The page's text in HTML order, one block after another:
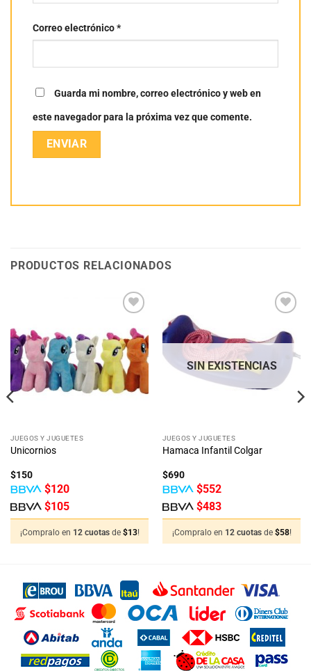
Correo electrónico*
Guarda mi nombre, correo electrónico y web en
este navegador para la próxima vez que comente.
PRODUCTOS RELACIONADOS
a la
lista
de
deseos
JUEGOS Y JUGUETES
Unicornios
$150
$120
$105
¡Compralo en 12 cuotas de $13!
a la
lista
deseos
SIN EXISTENCIAS
JUEGOS Y JUGUETES
Hamaca Infantil Colgar
$690
$552
$483
¡Compralo en 12 cuotas de $58!